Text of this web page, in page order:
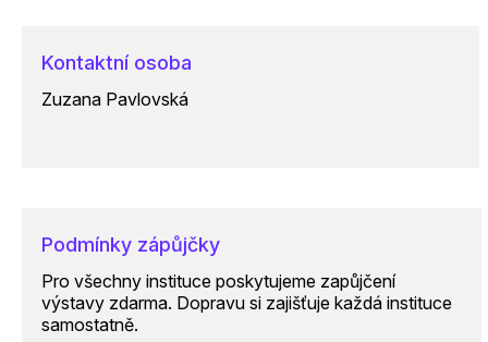
Kontaktní osoba
Zuzana Pavlovská
Podmínky zápůjčky
Pro všechny instituce poskytujeme zapůjčení
výstavy zdarma. Dopravu si zajišťuje každá instituce
samostatně.